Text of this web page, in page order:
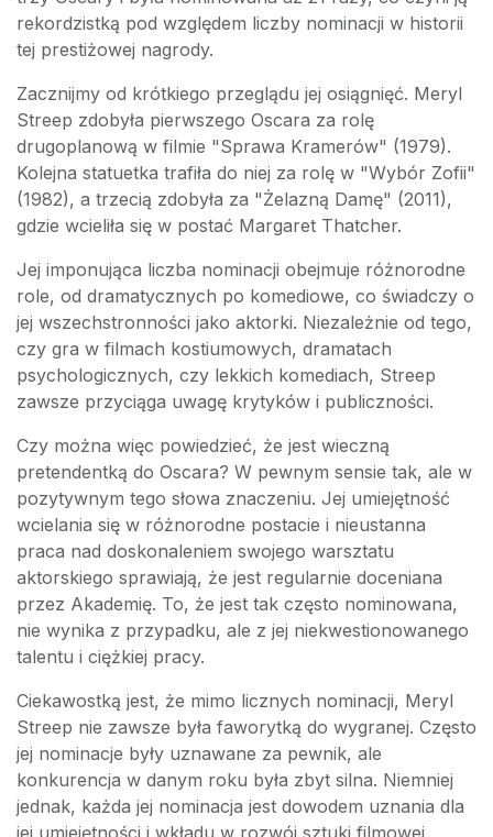
rekordzistką pod względem liczby nominacji w historii
tej prestiżowej nagrody.
Zacznijmy od krótkiego przeglądu jej osiągnięć. Meryl
Streep zdobyła pierwszego Oscara za rolę
drugoplanową w filmie "Sprawa Kramerów" (1979).
Kolejna statuetka trafiła do niej za rolę w "Wybór Zofii"
(1982), a trzecią zdobyła za "Żelazną Damę" (2011),
gdzie wcieliła się w postać Margaret Thatcher.
Jej imponująca liczba nominacji obejmuje różnorodne
role, od dramatycznych po komediowe, co świadczy o
jej wszechstronności jako aktorki. Niezależnie od tego,
czy gra w filmach kostiumowych, dramatach
psychologicznych, czy lekkich komediach, Streep
zawsze przyciąga uwagę krytyków i publiczności.
Czy można więc powiedzieć, że jest wieczną
pretendentką do Oscara? W pewnym sensie tak, ale w
pozytywnym tego słowa znaczeniu. Jej umiejętność
wcielania się w różnorodne postacie i nieustanna
praca nad doskonaleniem swojego warsztatu
aktorskiego sprawiają, że jest regularnie doceniana
przez Akademię. To, że jest tak często nominowana,
nie wynika z przypadku, ale z jej niekwestionowanego
talentu i ciężkiej pracy.
Ciekawostką jest, że mimo licznych nominacji, Meryl
Streep nie zawsze była faworytką do wygranej. Często
jej nominacje były uznawane za pewnik, ale
konkurencja w danym roku była zbyt silna. Niemniej
jednak, każda jej nominacja jest dowodem uznania dla